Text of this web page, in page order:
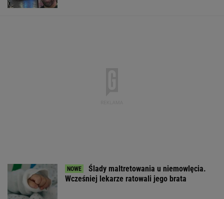
Ślady maltretowania u niemowlęcia.
Wcześniej lekarze ratowali jego brata